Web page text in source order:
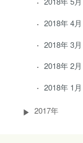
2018年 4月
2018年 3月
2018年 2月
2018年 1月
2017年